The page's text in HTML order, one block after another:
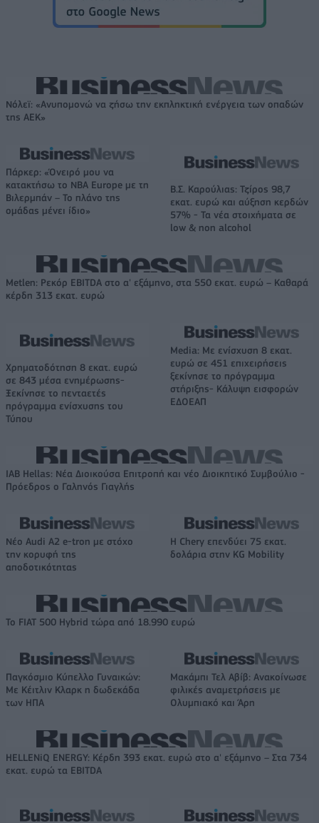
Νόλεϊ: «Ανυπομονώ να ζήσω την εκπληκτική ενέργεια των οπαδών
της ΑΕΚ»
Πάρκερ: «Όνειρό μου να
κατακτήσω το ΝΒΑ Europe με τη
Βιλερμπάν – Το πλάνο της
ομάδας μένει ίδιο»
Β.Σ. Καρούλιας: Τζίρος 98,7
εκατ. ευρώ και αύξηση κερδών
57% - Τα νέα στοιχήματα σε
low & non alcohol
Metlen: Ρεκόρ EBITDA στο α' εξάμηνο, στα 550 εκατ. ευρώ – Καθαρά
κέρδη 313 εκατ. ευρώ
Χρηματοδότηση 8 εκατ. ευρώ
σε 843 μέσα ενημέρωσης-
Ξεκίνησε το πενταετές
πρόγραμμα ενίσχυσης του
Τύπου
Media: Με ενίσχυση 8 εκατ.
ευρώ σε 451 επιχειρήσεις
ξεκίνησε το πρόγραμμα
στήριξης- Κάλυψη εισφορών
ΕΔΟΕΑΠ
IAB Hellas: Νέα Διοικούσα Επιτροπή και νέο Διοικητικό Συμβούλιο -
Πρόεδρος ο Γαληνός Γιαγλής
Νέο Audi A2 e-tron με στόχο
την κορυφή της
αποδοτικότητας
Η Chery επενδύει 75 εκατ.
δολάρια στην KG Mobility
Το FIAT 500 Hybrid τώρα από 18.990 ευρώ
Παγκόσμιο Κύπελλο Γυναικών:
Με Κέιτλιν Κλαρκ η δωδεκάδα
των ΗΠΑ
Μακάμπι Τελ Αβίβ: Ανακοίνωσε
φιλικές αναμετρήσεις με
Ολυμπιακό και Άρη
HELLENiQ ENERGY: Κέρδη 393 εκατ. ευρώ στο α' εξάμηνο – Στα 734
εκατ. ευρώ τα EBITDA